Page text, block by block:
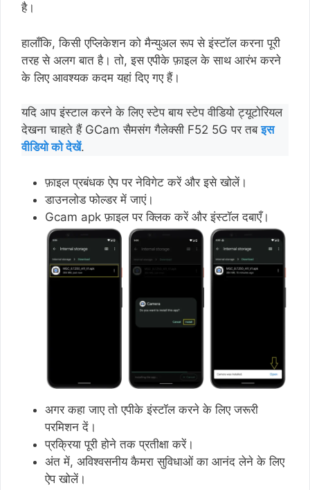
है।
हालाँकि, किसी एप्लिकेशन को मैन्युअल रूप से इंस्टॉल करना पूरी
तरह से अलग बात है। तो, इस एपीके फ़ाइल के साथ आरंभ करने
के लिए आवश्यक कदम यहां दिए गए हैं।
यदि आप इंस्टाल करने के लिए स्टेप बाय स्टेप वीडियो ट्यूटोरियल
देखना चाहते हैं GCam सैमसंग गैलेक्सी F52 5G पर तबइस
वीडियो को देखें.
फ़ाइल प्रबंधक ऐप पर नेविगेट करें और इसे खोलें।
डाउनलोड फोल्डर में जाएं।
Gcam apk फ़ाइल पर क्लिक करें और इंस्टॉल दबाएँ।
अगर कहा जाए तो एपीके इंस्टॉल करने के लिए जरूरी
परमिशन दें।
प्रक्रिया पूरी होने तक प्रतीक्षा करें।
अंत में, अविश्वसनीय कैमरा सुविधाओं का आनंद लेने के लिए
ऐप खोलें।